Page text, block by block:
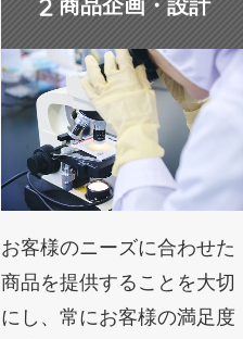
商品企画・設計
お客様のニーズに合わせた
商品を提供することを大切
にし、常にお客様の満足度